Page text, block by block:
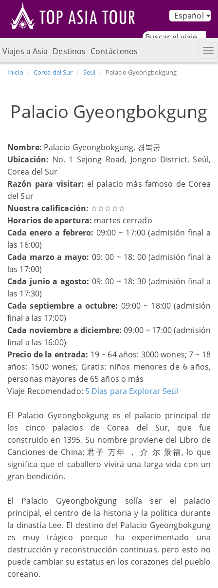
Español
Viajes a Asia Destinos Contáctenos
Inicio Corea del Sur Seúl Palacio Gyeongbokgung
Palacio Gyeongbokgung
Nombre: Palacio Gyeongbokgung, 경복궁
Ubicación: No. 1 Sejong Road, Jongno District, Seúl,
Corea del Sur
Razón para visitar: el palacio más famoso de Corea
del Sur
Nuestra calificación: ☆☆☆☆☆
Horarios de apertura: martes cerrado
Cada enero a febrero: 09:00 ~ 17:00 (admisión final a
las 16:00)
Cada marzo a mayo: 09: 00 ~ 18: 00 (admisión final a
las 17:00)
Cada junio a agosto: 09: 00 ~ 18: 30 (admisión final a
las 17:30)
Cada septiembre a octubre: 09:00 ~ 18:00 (admisión
final a las 17:00)
Cada noviembre a diciembre:09:00 ~ 17:00 (admisión
final a las 16:00)
Precio de la entrada: 19 ~ 64 años: 3000 wones; 7 ~ 18
años: 1500 wones; Gratis: niños menores de 6 años,
personas mayores de 65 años o más
Viaje Recomendado: 5 Días para Explorar Seúl
El Palacio Gyeongbokgung es el palacio principal de
los cinco palacios de Corea del Sur, que fue
construido en 1395. Su nombre proviene del Libro de
Canciones de China: 君子 万年 ， 介 尔 景福, lo que
significa que el caballero vivirá una larga vida con un
gran bendición.
El Palacio Gyeongbokgung solía ser el palacio
principal, el centro de la historia y la política durante
la dinastía Lee. El destino del Palacio Gyeongbokgung
es muy trágico porque ha experimentado una
destrucción y reconstrucción continuas, pero esto no
puede cambiar su estatus en los corazones del pueblo
coreano.